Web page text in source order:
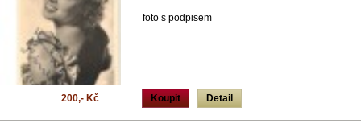
foto s podpisem
Koupit Detail
200,- Kč